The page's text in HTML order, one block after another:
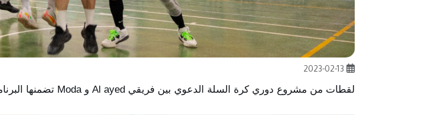
لقطات من مشروع دوري كرة السلة الدعوي بين فريقي Al ayed و Moda تضمنها البرنامج الدعوي للجالية الفلبينية من ضمن مشروع